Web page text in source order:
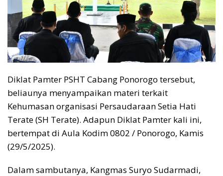
Diklat Pamter PSHT Cabang Ponorogo tersebut,
beliaunya menyampaikan materi terkait
Kehumasan organisasi Persaudaraan Setia Hati
Terate (SH Terate). Adapun Diklat Pamter kali ini,
bertempat di Aula Kodim 0802 / Ponorogo, Kamis
(29/5/2025).
Dalam sambutanya, Kangmas Suryo Sudarmadi,